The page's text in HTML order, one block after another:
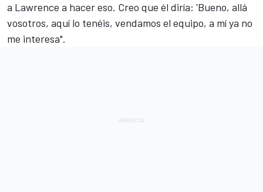
a Lawrence a hacer eso. Creo que él diría: 'Bueno, allá
vosotros, aquí lo tenéis, vendamos el equipo, a mí ya no
me interesa".